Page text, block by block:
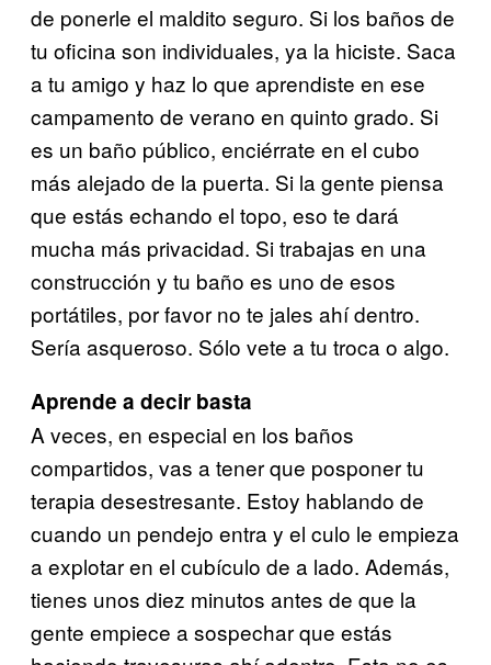
de ponerle el maldito seguro. Si los baños de
tu oficina son individuales, ya la hiciste. Saca
a tu amigo y haz lo que aprendiste en ese
campamento de verano en quinto grado. Si
es un baño público, enciérrate en el cubo
más alejado de la puerta. Si la gente piensa
que estás echando el topo, eso te dará
mucha más privacidad. Si trabajas en una
construcción y tu baño es uno de esos
portátiles, por favor no te jales ahí dentro.
Sería asqueroso. Sólo vete a tu troca o algo.
Aprende a decir basta
A veces, en especial en los baños
compartidos, vas a tener que posponer tu
terapia desestresante. Estoy hablando de
cuando un pendejo entra y el culo le empieza
a explotar en el cubículo de a lado. Además,
tienes unos diez minutos antes de que la
gente empiece a sospechar que estás